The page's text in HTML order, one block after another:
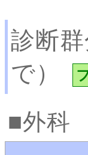
診断
で）
外科